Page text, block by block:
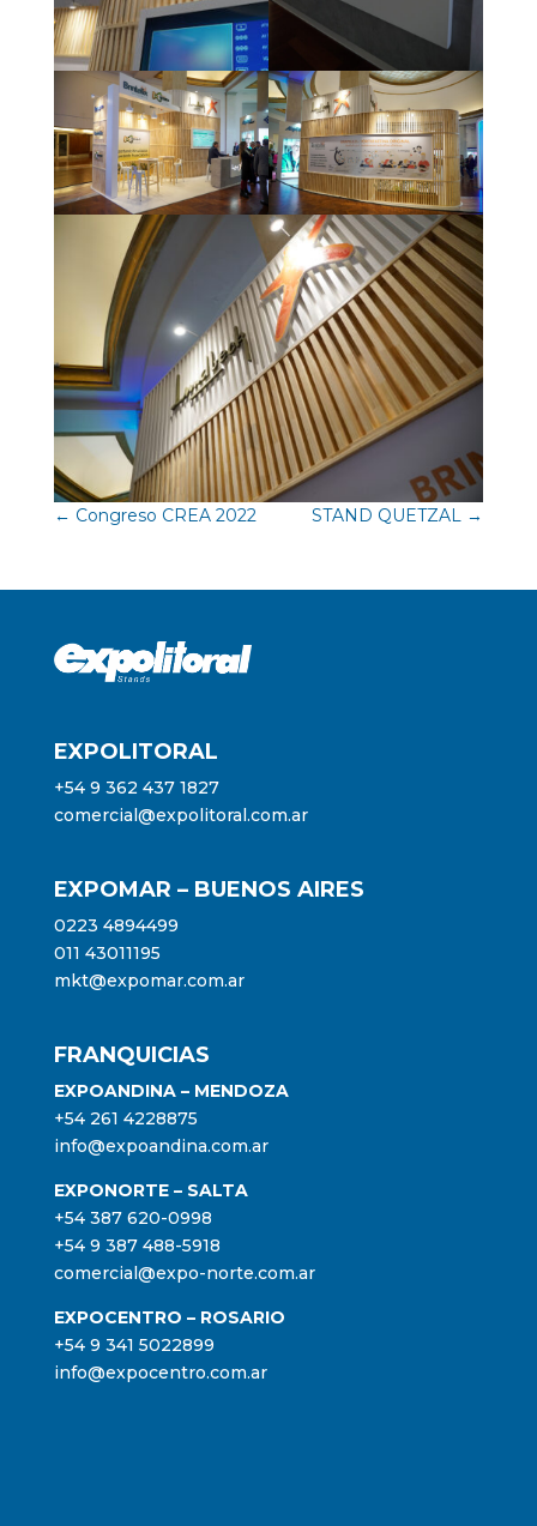
← Congreso CREA 2022 STAND QUETZAL →
EXPOLITORAL
+54 9 362 437 1827
comercial@expolitoral.com.ar
EXPOMAR – BUENOS AIRES
0223 4894499
011 43011195
mkt@expomar.com.ar
FRANQUICIAS
EXPOANDINA – MENDOZA
+54 261 4228875
info@expoandina.com.ar
EXPONORTE – SALTA
+54 387 620-0998
+54 9 387 488-5918
comercial@expo-norte.com.ar
EXPOCENTRO – ROSARIO
+54 9 341 5022899
info@expocentro.com.ar